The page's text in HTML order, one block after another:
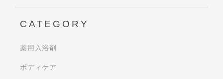
CATEGORY
薬用入浴剤
ボディケア